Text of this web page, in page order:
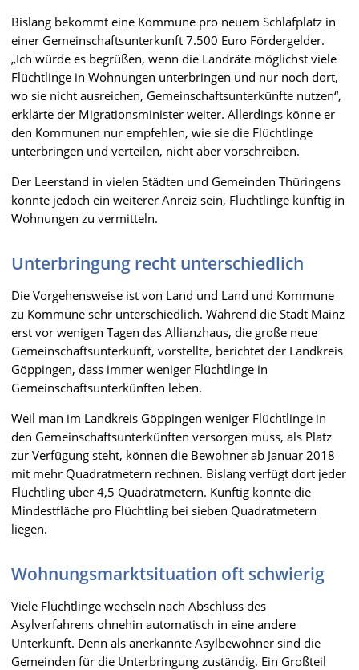
Bislang bekommt eine Kommune pro neuem Schlafplatz in
einer Gemeinschaftsunterkunft 7.500 Euro Fördergelder.
„Ich würde es begrüßen, wenn die Landräte möglichst viele
Flüchtlinge in Wohnungen unterbringen und nur noch dort,
wo sie nicht ausreichen, Gemeinschaftsunterkünfte nutzen“,
erklärte der Migrationsminister weiter. Allerdings könne er
den Kommunen nur empfehlen, wie sie die Flüchtlinge
unterbringen und verteilen, nicht aber vorschreiben.
Der Leerstand in vielen Städten und Gemeinden Thüringens
könnte jedoch ein weiterer Anreiz sein, Flüchtlinge künftig in
Wohnungen zu vermitteln.
Unterbringung recht unterschiedlich
Die Vorgehensweise ist von Land und Land und Kommune
zu Kommune sehr unterschiedlich. Während die Stadt Mainz
erst vor wenigen Tagen das Allianzhaus, die große neue
Gemeinschaftsunterkunft, vorstellte, berichtet der Landkreis
Göppingen, dass immer weniger Flüchtlinge in
Gemeinschaftsunterkünften leben.
Weil man im Landkreis Göppingen weniger Flüchtlinge in
den Gemeinschaftsunterkünften versorgen muss, als Platz
zur Verfügung steht, können die Bewohner ab Januar 2018
mit mehr Quadratmetern rechnen. Bislang verfügt dort jeder
Flüchtling über 4,5 Quadratmetern. Künftig könnte die
Mindestfläche pro Flüchtling bei sieben Quadratmetern
liegen.
Wohnungsmarktsituation oft schwierig
Viele Flüchtlinge wechseln nach Abschluss des
Asylverfahrens ohnehin automatisch in eine andere
Unterkunft. Denn als anerkannte Asylbewohner sind die
Gemeinden für die Unterbringung zuständig. Ein Großteil